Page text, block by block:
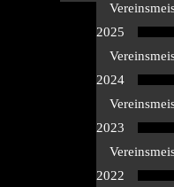
2025
2024
2023
2022